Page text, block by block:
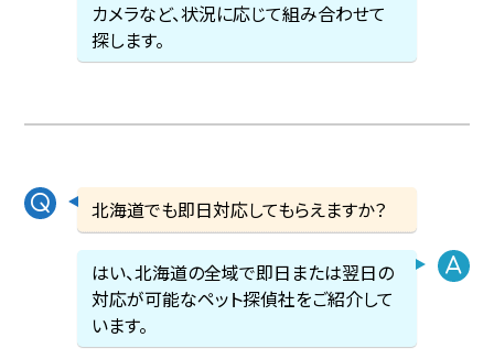
カメラなど、状況に応じて組み合わせて
探します。
北海道でも即日対応してもらえますか？
はい、北海道の全域で即日または翌日の
対応が可能なペット探偵社をご紹介して
います。